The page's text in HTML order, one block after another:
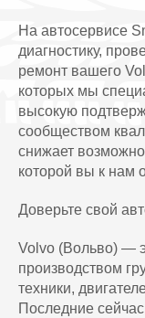
На автосервисе
диагностику,
ремонт вашего
которых мы
высокую
сообществом
снижает
которой вы к нам
Доверьте свой
Volvo (Вольво) —
производством
техники,
Последние